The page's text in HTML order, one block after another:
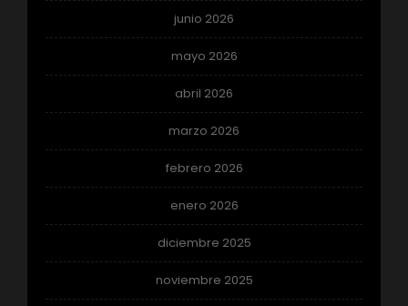
junio 2026
mayo 2026
abril 2026
marzo 2026
febrero 2026
enero 2026
diciembre 2025
noviembre 2025